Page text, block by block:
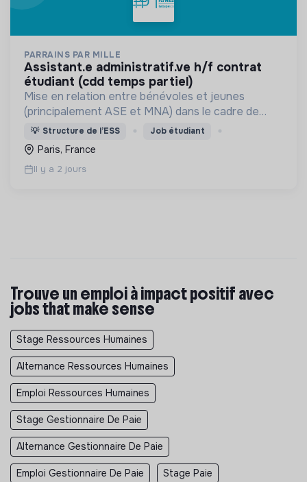
PARRAINS PAR MILLE
assistant.e administratif.ve h/f contrat
étudiant (cdd temps partiel)
Mise en relation entre bénévoles et jeunes
(principalement ASE et MNA) dans le cadre de
parrainage ou de mentorat de proximité.
💡 Structure de l’ESS Job étudiant
Paris, France
Il y a 2 jours
Trouve un emploi à impact positif avec
jobs that make sense
Stage Ressources Humaines
Alternance Ressources Humaines
Emploi Ressources Humaines
Stage Gestionnaire De Paie
Alternance Gestionnaire De Paie
Emploi Gestionnaire De Paie Stage Paie